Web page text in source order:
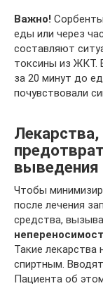
Важно!
еды или через
составляют
токсины из ЖКТ.
за 20 минут до
почувствовали
выведения
Чтобы
после лечения
средства,
Такие лекарства
спиртным.
Пациента об